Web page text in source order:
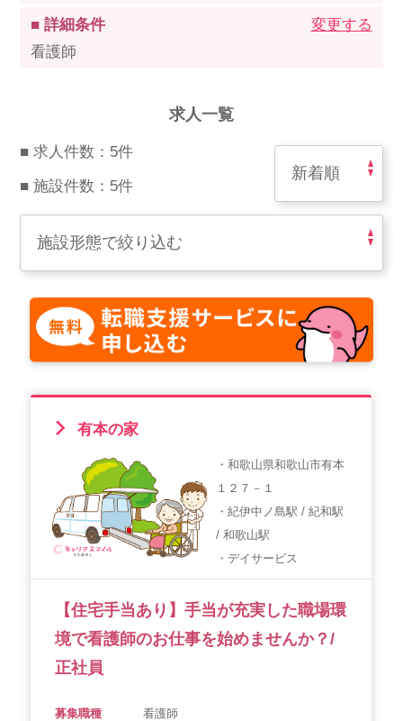
介護の資格取得について
採用担当者様はこちら
紹介会社を使うメリットについて
介護・看護のお仕事について
利用者の声
WEB勤怠
会社概要 個人情報保護方針
お知らせ 採用担当者様へ
■ 詳細条件
看護師
変更する
求人一覧
■ 求人件数：5件
■ 施設件数：5件
有本の家
・和歌山県和歌山市有本
１２７－１
・紀伊中ノ島駅 / 紀和駅
/ 和歌山駅
・デイサービス
【住宅手当あり】手当が充実した職場環
境で看護師のお仕事を始めませんか？/
正社員
募集職種 看護師